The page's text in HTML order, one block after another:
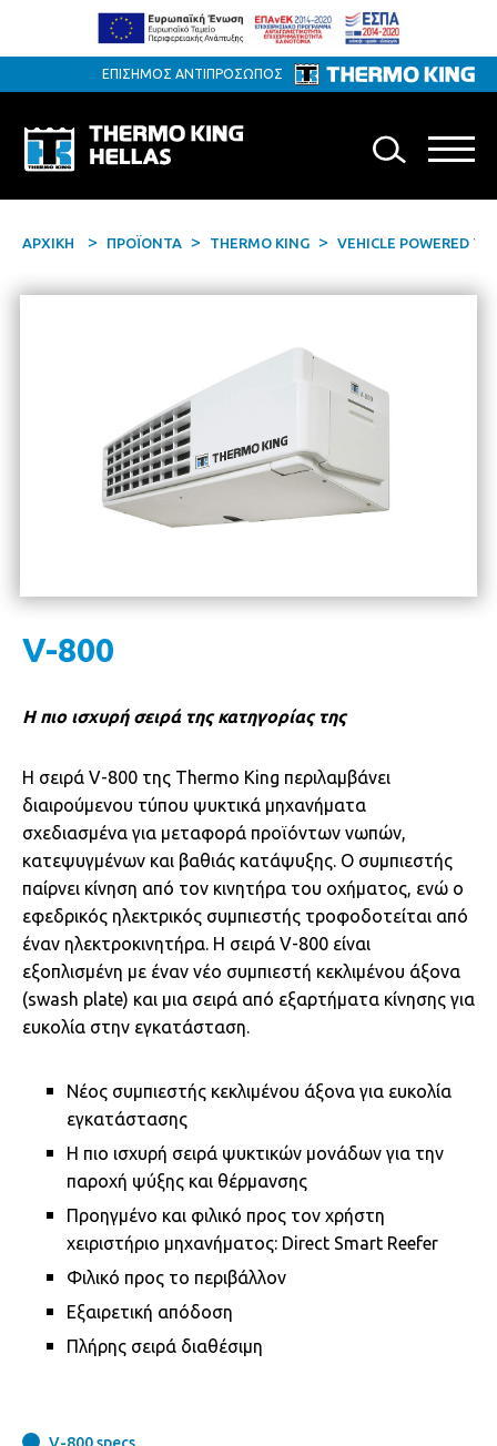
ΕΠΙΣΗΜΟΣ ΑΝΤΙΠΡΟΣΩΠΟΣ
ΑΡΧΙΚΗ ΠΡΟΪΟΝΤΑ THERMO KING VEHICLE POWERED
V-800
Η πιο ισχυρή σειρά της κατηγορίας της
Η σειρά V-800 της Thermo King περιλαμβάνει
διαιρούμενου τύπου ψυκτικά μηχανήματα
σχεδιασμένα για μεταφορά προϊόντων νωπών,
κατεψυγμένων και βαθιάς κατάψυξης. Ο συμπιεστής
παίρνει κίνηση από τον κινητήρα του οχήματος, ενώ ο
εφεδρικός ηλεκτρικός συμπιεστής τροφοδοτείται από
έναν ηλεκτροκινητήρα. Η σειρά V-800 είναι
εξοπλισμένη με έναν νέο συμπιεστή κεκλιμένου άξονα
(swash plate) και μια σειρά από εξαρτήματα κίνησης για
ευκολία στην εγκατάσταση.
Νέος συμπιεστής κεκλιμένου άξονα για ευκολία
εγκατάστασης
Η πιο ισχυρή σειρά ψυκτικών μονάδων για την
παροχή ψύξης και θέρμανσης
Προηγμένο και φιλικό προς τον χρήστη
χειριστήριο μηχανήματος: Direct Smart Reefer
Φιλικό προς το περιβάλλον
Εξαιρετική απόδοση
Πλήρης σειρά διαθέσιμη
V-800 specs